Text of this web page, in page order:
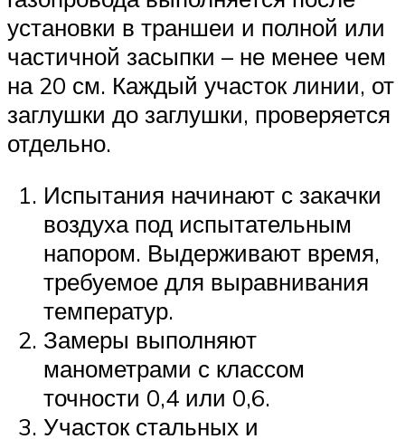
установки в траншеи и полной или
частичной засыпки – не менее чем
на 20 см. Каждый участок линии, от
заглушки до заглушки, проверяется
отдельно.
Испытания начинают с закачки
воздуха под испытательным
напором. Выдерживают время,
требуемое для выравнивания
температур.
Замеры выполняют
манометрами с классом
точности 0,4 или 0,6.
Участок стальных и